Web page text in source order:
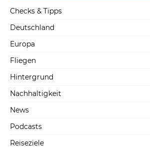
Checks & Tipps
Deutschland
Europa
Fliegen
Hintergrund
Nachhaltigkeit
News
Podcasts
Reiseziele